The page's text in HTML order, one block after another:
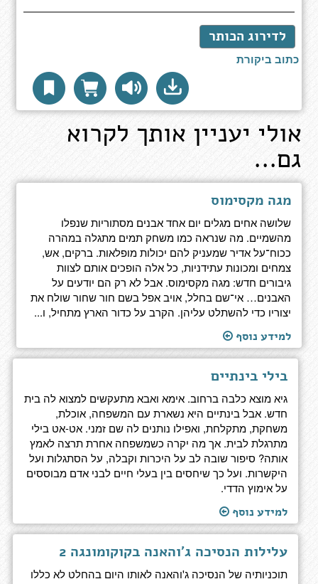
לדירוג הכותר
כתוב ביקורת
אולי יעניין אותך לקרוא
גם...
מגה מקסימוס
שלושה אחים מגלים יום אחד אבנים מסתוריות שנפלו
מהשמיים. מה שנראה כמו משחק תמים מתגלה במהרה
ככוח־על אדיר שמעניק להם יכולות מופלאות. ברקים, אש,
צמחים ומכונות עתידניות, כל אלה הופכים אותם לצוות
גיבורים חדש: מגה מקסימוס. אבל לא רק הם יודעים על
האבנים… אי־שם בחלל, אויב אפל בשם חור שחור שולח את
יצוריו כדי להשתלט עליהן. הקרב על כדור הארץ מתחיל, ו...
למידע נוסף
בילי בינתיים
גיא מוצא כלבה ברחוב. אימא ואבא מתעקשים למצוא לה בית
חדש. אבל בינתיים היא נשארת עם המשפחה, אוכלת,
משחקת, מתקלחת, ואפילו נותנים לה שם זמני. אט-אט בילי
מתרגלת לבית. אך מה יקרה כשמשפחה אחרת תרצה לאמץ
אותה? סיפור שובה לב על היכרות וקבלה, על הסתגלות ועל
היקשרות. ועל כך שיחסים בין בעלי חיים לבני אדם מבוססים
על אימוץ הדדי.
למידע נוסף
עלילות הנסיכה ג'והאנה בקוקומונגה 2
תוכניותיה של הנסיכה ג'והאנה לאותו היום בהחלט לא כללו